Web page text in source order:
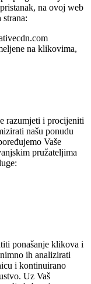
na ovoj web
na klikovima,
razumjeti i procijeniti
našu ponudu
Vaše
pružateljima
ponašanje klikova i
ih analizirati
i kontinuirano
Uz Vaš